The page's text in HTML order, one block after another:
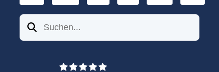
Suchen